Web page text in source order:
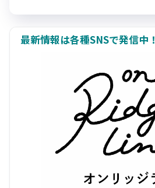
最新情報は各種SNSで発信中！